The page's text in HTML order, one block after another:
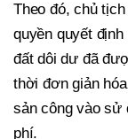
Theo đó, chủ
quyền quyết
đất dôi dư đã
thời đơn giản
sản công vào sử
phí.